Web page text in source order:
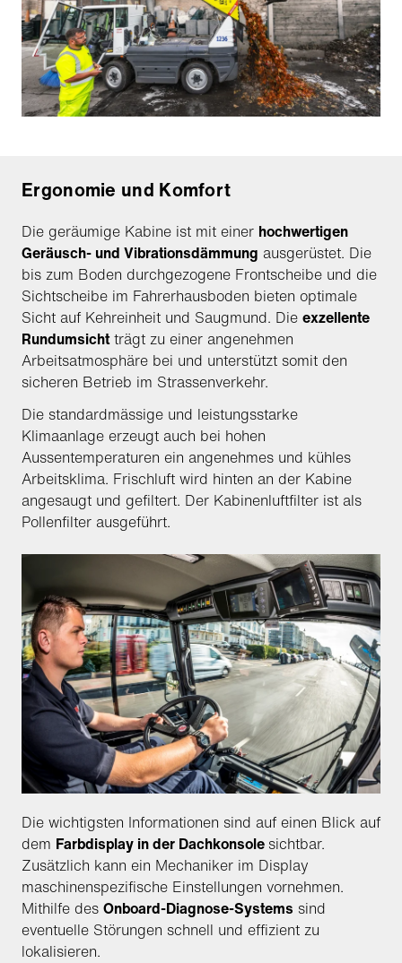
Ergonomie und Komfort
Die geräumige Kabine ist mit einer hochwertigen
Geräusch- und Vibrationsdämmung ausgerüstet. Die
bis zum Boden durchgezogene Frontscheibe und die
Sichtscheibe im Fahrerhausboden bieten optimale
Sicht auf Kehreinheit und Saugmund. Die exzellente
Rundumsichtträgt zu einer angenehmen
Arbeitsatmosphäre bei und unterstützt somit den
sicheren Betrieb im Strassenverkehr.
Die standardmässige und leistungsstarke
Klimaanlage erzeugt auch bei hohen
Aussentemperaturen ein angenehmes und kühles
Arbeitsklima. Frischluft wird hinten an der Kabine
angesaugt und gefiltert. Der Kabinenluftfilter ist als
Pollenfilter ausgeführt.
Die wichtigsten Informationen sind auf einen Blick auf
dem Farbdisplay in der Dachkonsole sichtbar.
Zusätzlich kann ein Mechaniker im Display
maschinenspezifische Einstellungen vornehmen.
Mithilfe des Onboard-Diagnose-Systems sind
eventuelle Störungen schnell und effizient zu
lokalisieren.